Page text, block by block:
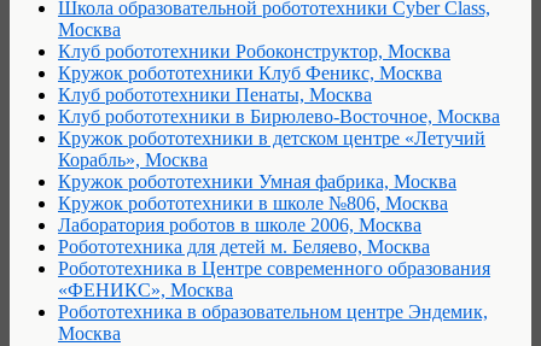
Школа образовательной робототехники Cyber Class,
Москва
Клуб робототехники Робоконструктор, Москва
Кружок робототехники Клуб Феникс, Москва
Клуб робототехники Пенаты, Москва
Клуб робототехники в Бирюлево-Восточное, Москва
Кружок робототехники в детском центре «Летучий
Корабль», Москва
Кружок робототехники Умная фабрика, Москва
Кружок робототехники в школе №806, Москва
Лаборатория роботов в школе 2006, Москва
Робототехника для детей м. Беляево, Москва
Робототехника в Центре современного образования
«ФЕНИКС», Москва
Робототехника в образовательном центре Эндемик,
Москва